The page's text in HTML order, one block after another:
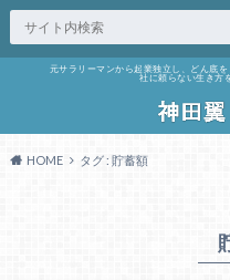
元サラリーマンから起業独立し、どん底
社に頼らない生き方
HOME タグ : 貯蓄額